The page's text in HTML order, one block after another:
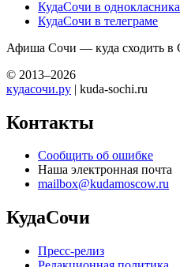
КудаСочи в
КудаСочи в телеграме
Афиша Сочи — куда сходить в
© 2013–2026
кудасочи.ру | kuda-sochi.ru
Контакты
Сообщить об ошибке
Наша электронная почта
mailbox@kudamoscow.ru
КудаСочи
Пресс-релиз